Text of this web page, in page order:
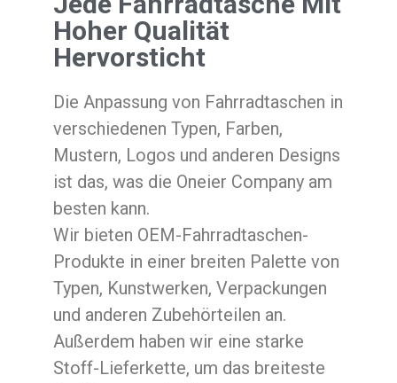
Hoher Qualität
Hervorsticht
Die Anpassung von Fahrradtaschen in
verschiedenen Typen, Farben,
Mustern, Logos und anderen Designs
ist das, was die Oneier Company am
besten kann.
Wir bieten OEM-Fahrradtaschen-
Produkte in einer breiten Palette von
Typen, Kunstwerken, Verpackungen
und anderen Zubehörteilen an.
Außerdem haben wir eine starke
Stoff-Lieferkette, um das breiteste